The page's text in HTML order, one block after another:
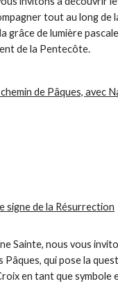
tout au long de
grâce de lumière
de la Pentecôte.
signe de la Résurrection
Sainte, nous vous
Pâques, qui pose la
en tant que symbole